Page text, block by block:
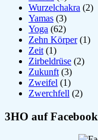
Wurzelchakra (2)
Yamas (3)
Yoga (62)
Zehn Körper(1)
Zeit (1)
Zirbeldrüse (2)
Zukunft (3)
Zweifel (1)
Zwerchfell (2)
3HO auf Facebook